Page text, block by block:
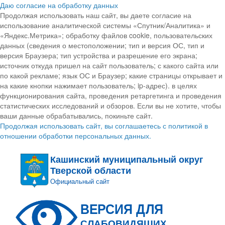
Даю согласие на обработку данных
Продолжая использовать наш сайт, вы даете согласие на
использование аналитической системы «Спутник/Аналитика» и
«Яндекс.Метрика»; обработку файлов cookie, пользовательских
данных (сведения о местоположении; тип и версия ОС, тип и
версия Браузера; тип устройства и разрешение его экрана;
источник откуда пришел на сайт пользователь; с какого сайта или
по какой рекламе; язык ОС и Браузер; какие страницы открывает и
на какие кнопки нажимает пользователь; ip-адрес). в целях
функционирования сайта, проведения ретаргетинга и проведения
статистических исследований и обзоров. Если вы не хотите, чтобы
ваши данные обрабатывались, покиньте сайт.
Продолжая использовать сайт, вы соглашаетесь с политикой в
отношении обработки персональных данных.